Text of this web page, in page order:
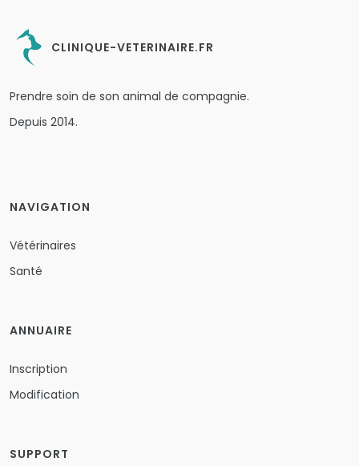
CLINIQUE-VETERINAIRE.FR
Prendre soin de son animal de compagnie.
Depuis 2014.
NAVIGATION
Vétérinaires
Santé
ANNUAIRE
Inscription
Modification
SUPPORT